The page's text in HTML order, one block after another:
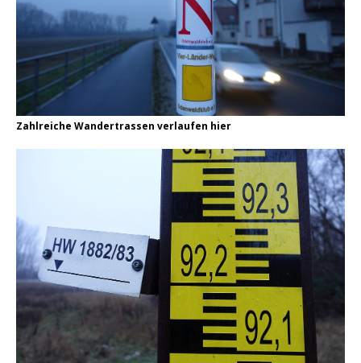
Zahlreiche Wandertrassen verlaufen hier